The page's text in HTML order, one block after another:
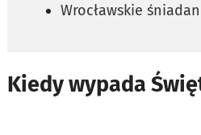
Wrocławskie
Kiedy wypada